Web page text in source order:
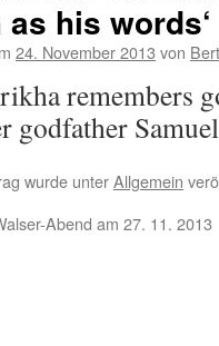
his words‘
24. November 2013 von
remembers
godfather
wurde unterAllgemein
Abend am 27. 11. 2013